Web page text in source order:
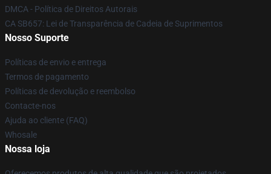
DMCA - Política de Direitos Autorais
CA SB657: Lei de Transparência de Cadeia de Suprimentos
Nosso Suporte
Políticas de envio e entrega
Termos de pagamento
Políticas de devolução e reembolso
Contacte-nos
Ajuda ao cliente (FAQ)
Whosale
Nossa loja